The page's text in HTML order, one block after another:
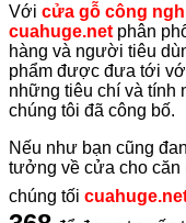
Với cửa gỗ công
cuahuge.net phân
hàng và người tiêu
phẩm được đưa tới
những tiêu chí và tính
chúng tôi đã công bố.
Nếu như bạn cũng
tưởng về cửa cho căn
chúng tối